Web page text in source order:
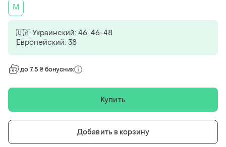
M
🇺🇦 Украинский: 46, 46-48
Европейский: 38
до 7.5 ₴ бонусних
Купить
Добавить в корзину